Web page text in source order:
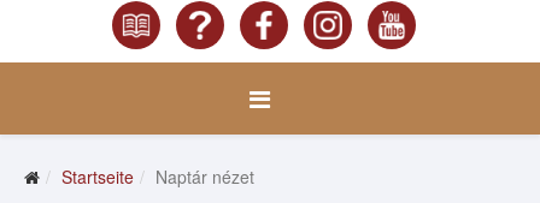
Startseite Naptár nézet